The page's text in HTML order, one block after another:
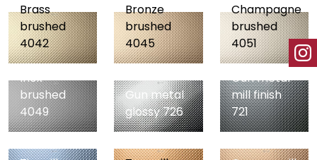
Brass
brushed
4042
Bronze
brushed
4045
Champagne
brushed
4051
Inox
brushed
4049
Gun metal
glossy 726
Gun metal
mill finish
721